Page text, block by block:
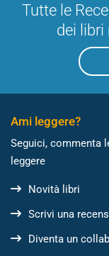
Tutte le
dei libri
Ami leggere?
Seguici, commenta
leggere
Novità libri
Scrivi una
Diventa un